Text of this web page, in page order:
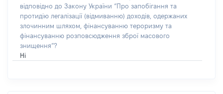
відповідно до Закону України “Про запобігання та
протидію легалізації (відмиванню) доходів, одержаних
злочинним шляхом, фінансуванню тероризму та
фінансуванню розповсюдження зброї масового
знищення”?
Ні